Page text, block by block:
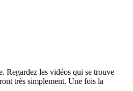
Regardez les vidéos qui se trouve
très simplement. Une fois la